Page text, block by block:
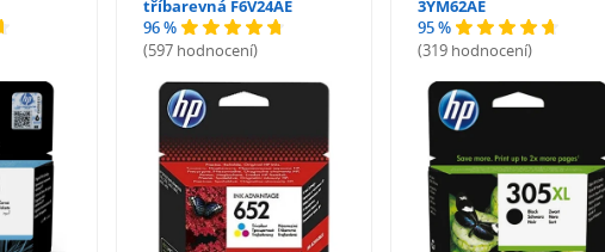
tříbarevná F6V24AE
96 %
(597 hodnocení)
3YM62AE
95 %
(319 hodnocení)